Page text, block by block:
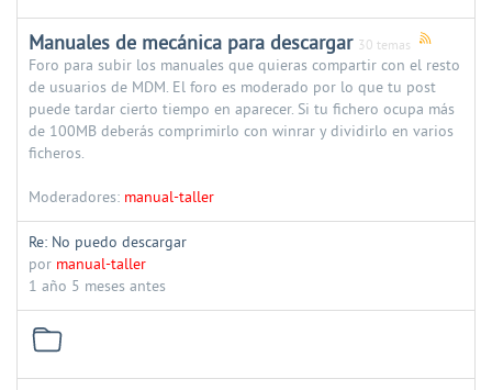
Manuales de mecánica para descargar 30 temas
Foro para subir los manuales que quieras compartir con el resto
de usuarios de MDM. El foro es moderado por lo que tu post
puede tardar cierto tiempo en aparecer. Si tu fichero ocupa más
de 100MB deberás comprimirlo con winrar y dividirlo en varios
ficheros.
Moderadores: manual-taller
Re: No puedo descargar
por manual-taller
1 año 5 meses antes